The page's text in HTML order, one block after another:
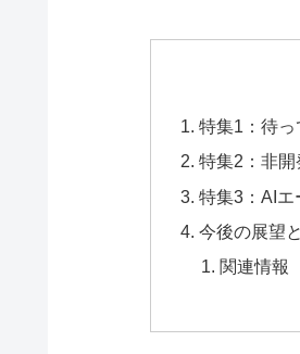
特集1：待
特集2：非
特集3：AIエ
今後の展望
関連情報